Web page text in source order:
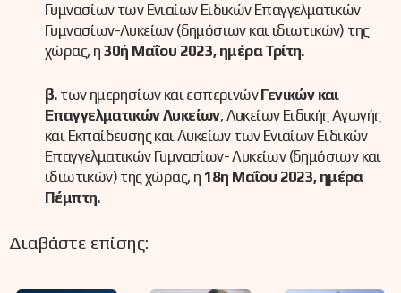
Γυμνασίων των Ενιαίων Ειδικών Επαγγελματικών
Γυμνασίων-Λυκείων (δημόσιων και ιδιωτικών) της
χώρας, η 30ή Μαΐου 2023, ημέρα Τρίτη.
β.των ημερησίων και εσπερινώνΓενικών και
Επαγγελματικών Λυκείων, Λυκείων Ειδικής Αγωγής
και Εκπαίδευσης και Λυκείων των Ενιαίων Ειδικών
Επαγγελματικών Γυμνασίων- Λυκείων (δημόσιων και
ιδιωτικών) της χώρας, η 18η Μαΐου 2023, ημέρα
Πέμπτη.
Διαβάστε επίσης: